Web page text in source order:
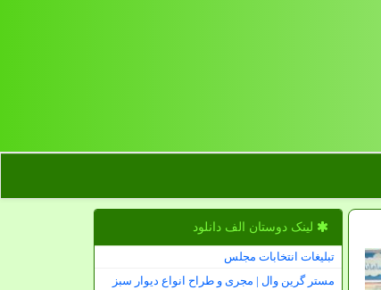
لینک دوستان الف دانلود
تبلیغات انتخابات مجلس
مستر گرین وال | مجری و طراح انواع دیوار سبز